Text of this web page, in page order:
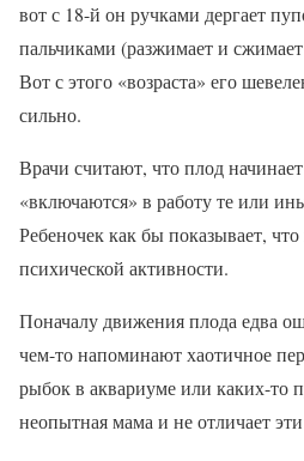
вот с 18-й он ручками дергает
пальчиками (разжимает и
Вот с этого «возраста» его
сильно.
Врачи считают, что плод
«включаются» в работу те или
Ребеночек как бы показывает,
психической активности.
Поначалу движения плода едва
чем-то напоминают хаотичное
рыбок в аквариуме или каких-то
неопытная мама и не отличает